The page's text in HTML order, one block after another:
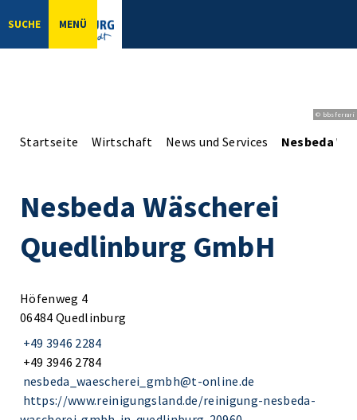
SUCHE MENÜ
© bbsferrari
Startseite Wirtschaft News und Services Nesbeda
Nesbeda Wäscherei
Quedlinburg GmbH
Höfenweg 4
06484 Quedlinburg
+49 3946 2284
+49 3946 2784
nesbeda_waescherei_gmbh@t-online.de
https://www.reinigungsland.de/reinigung-nesbeda-